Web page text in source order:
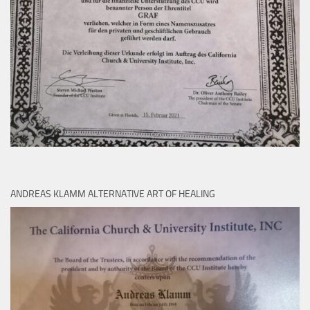
ANDREAS KLAMM ALTERNATIVE ART OF HEALING